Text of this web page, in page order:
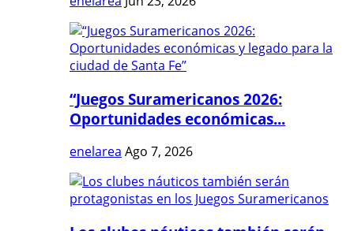
“Juegos Suramericanos 2026:
Oportunidades económicas...
enelarea Ago 7, 2026